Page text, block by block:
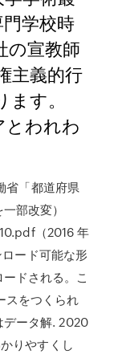
学校時
の宣教師
主義的行
す。
われわ
省「都道府県
部改変）
（2016 年
ード可能な形
ドされる。こ
スをつくられ
データ解. 2020
りやすくし